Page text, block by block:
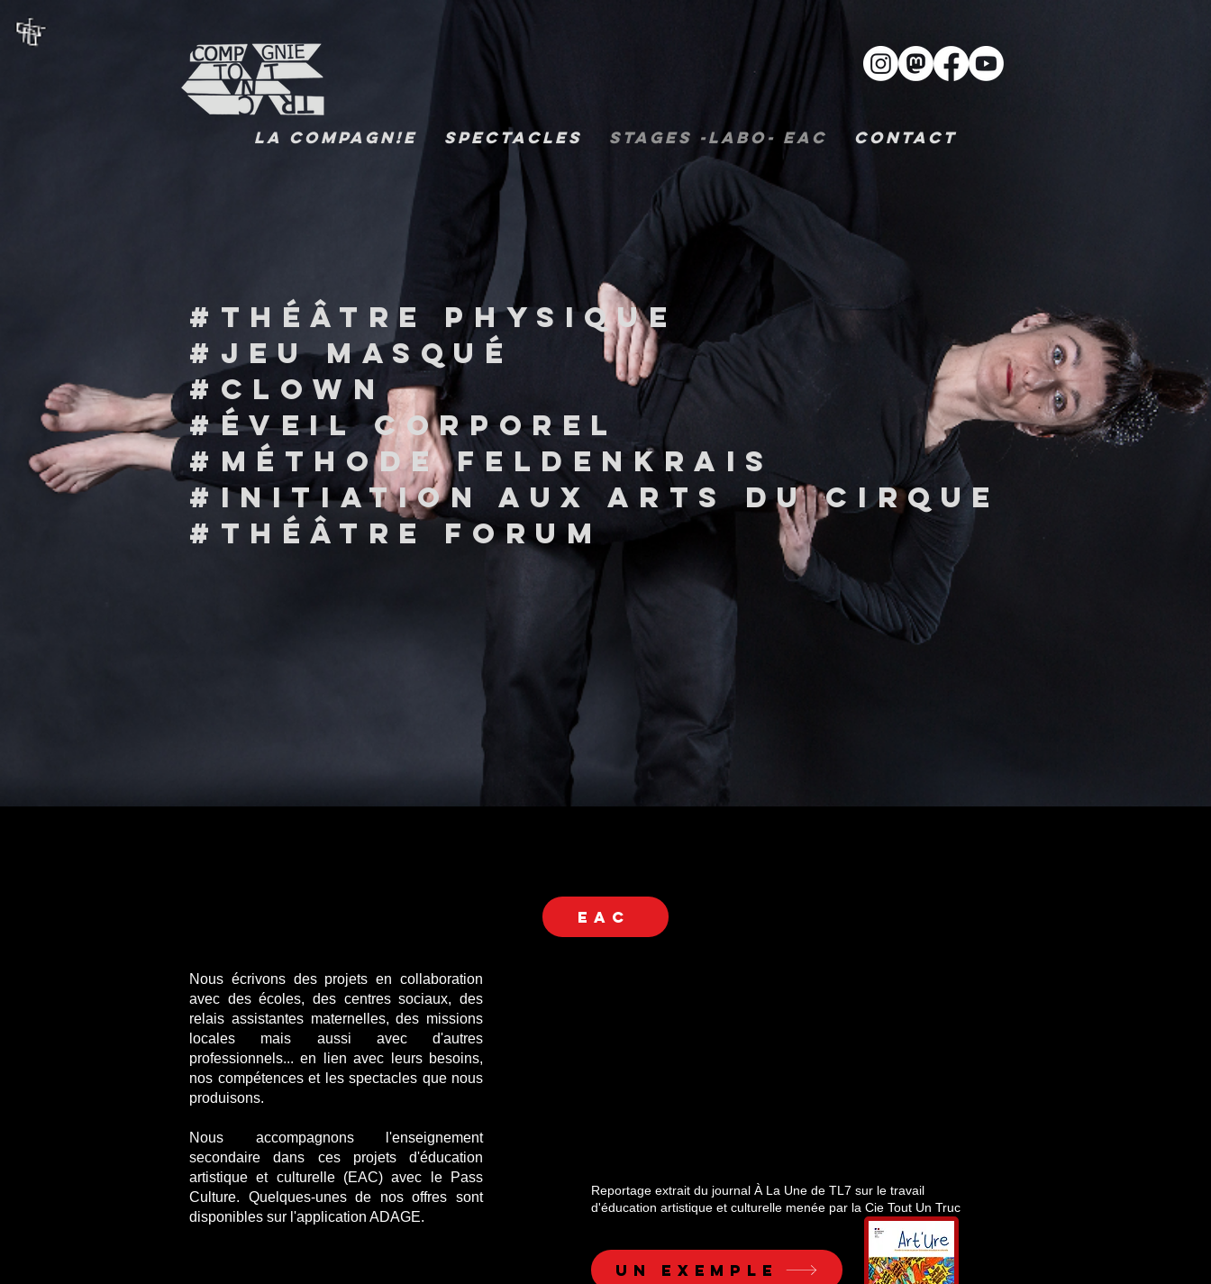
la COMPAGN!E spectacles stages -labo- EAC CONTACT
#THÉÂTRE PHYSIQUE
#JEu MASQUé
#CLOWN
#Éveil corporel
#MÉTHODE FELDENKRAIS
#initiation aux arts du cirque
#THÉâTRE FORUM
EAC
Nous écrivons des projets en collaboration
avec des écoles, des centres sociaux, des
relais assistantes maternelles, des missions
locales mais aussi avec d'autres
professionnels... en lien avec leurs besoins,
nos compétences et les spectacles que nous
produisons.
Nous accompagnons l'enseignement
secondaire dans ces projets d'éducation
artistique et culturelle (EAC) avec le Pass
Culture. Quelques-unes de nos offres sont
disponibles sur l'application ADAGE.
Reportage extrait du journal À La Une de TL7 sur le travail
d'éducation artistique et culturelle menée par la Cie Tout Un Truc
un exemple